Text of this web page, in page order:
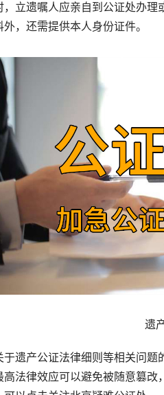
遗嘱人应亲自到公证处办理
，还需提供本人身份证件。
遗
产公证法律细则等相关问题
法律效应可以避免被随意篡